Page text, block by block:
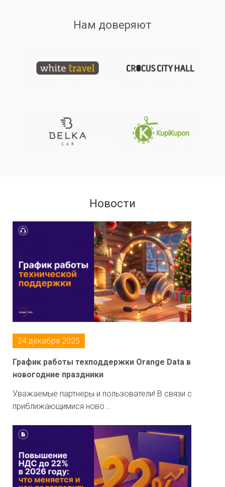
Нам доверяют
Новости
24 декабря 2025
График работы техподдержки Orange Data в
новогодние праздники
Уважаемые партнеры и пользователи! В связи с
приближающимися ново...